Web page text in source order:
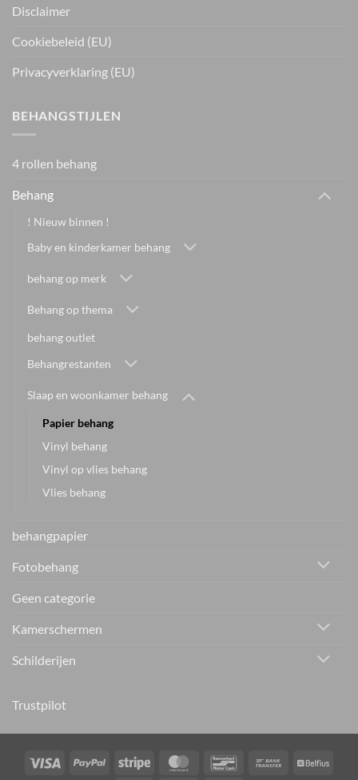
Disclaimer
Cookiebeleid (EU)
Privacyverklaring (EU)
BEHANGSTIJLEN
4 rollen behang
Behang
! Nieuw binnen !
Baby en kinderkamer behang
behang op merk
Behang op thema
behang outlet
Behangrestanten
Slaap en woonkamer behang
Papier behang
Vinyl behang
Vinyl op vlies behang
Vlies behang
behangpapier
Fotobehang
Geen categorie
Kamerschermen
Schilderijen
Trustpilot
Visa PayPal Stripe MasterCardBancontactBank